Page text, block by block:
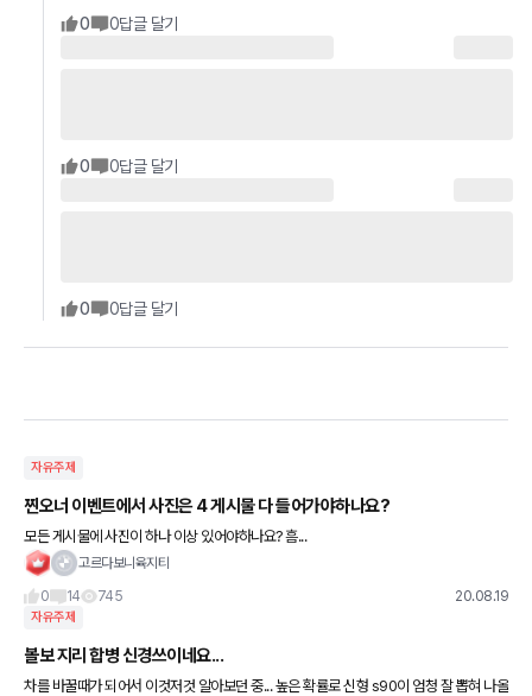
0 0답글 달기
0 0답글 달기
0 0답글 달기
자유주제
찐오너 이벤트에서 사진은 4 게시물 다 들어가야하나요?
모든 게시물에 사진이 하나 이상 있어야하나요? 흠...
고르다보니육지티
0
14 745 20.08.19
자유주제
볼보 지리 합병 신경쓰이네요...
차를 바꿀때가 되어서 이것저것 알아보던 중... 높은 확률로 신형 s90이 엄청 잘 뽑혀 나올